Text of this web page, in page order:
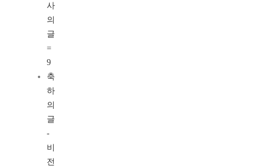
사
의
글
=
9
축
하
의
글
-
비
전